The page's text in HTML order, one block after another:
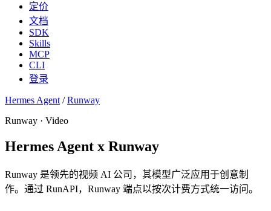
定价
文档
SDK
Skills
MCP
CLI
登录
Hermes Agent /Runway
Runway · Video
Hermes Agent x Runway
Runway 是领先的视频 AI 公司，其模型广泛应用于创意制
作。通过 RunAPI，Runway 端点以按次计费方式统一访问。